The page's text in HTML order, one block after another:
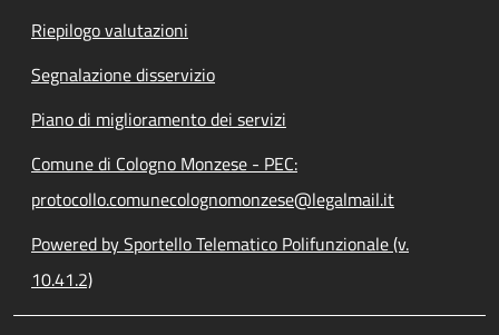
Riepilogo valutazioni
Segnalazione disservizio
Piano di miglioramento dei servizi
Comune di Cologno Monzese - PEC:
protocollo.comunecolognomonzese@legalmail.it
Powered by Sportello Telematico Polifunzionale (v.
10.41.2)